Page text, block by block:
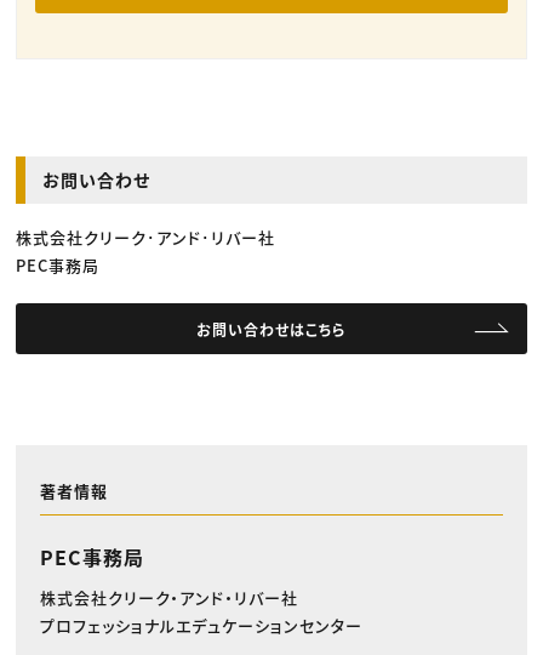
お問い合わせ
株式会社クリーク･アンド･リバー社
PEC事務局
お問い合わせはこちら
著者情報
PEC事務局
株式会社クリーク・アンド・リバー社
プロフェッショナルエデュケーションセンター